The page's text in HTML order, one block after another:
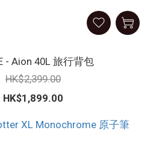
- Aion 40L 旅行背包
HK$2,399.00
HK$1,899.00